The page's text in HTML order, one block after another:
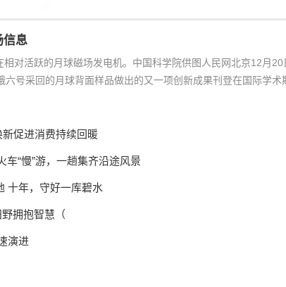
信息
对活跃的月球磁场发电机。中国科学院供图人民网北京12月20
六号采回的月球背面样品做出的又一项创新成果刊登在国际学术
促进消费持续回暖
“慢”游，一趟集齐沿途风景
十年，守好一库碧水
野拥抱智慧（
演进